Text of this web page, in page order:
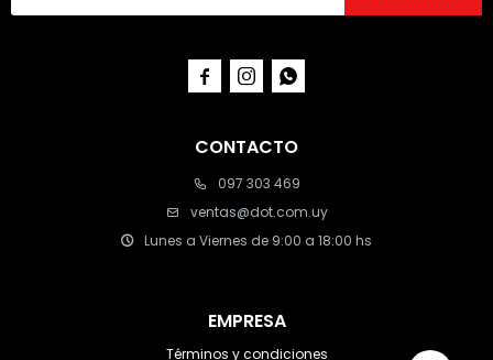
CONTACTO
097 303 469
ventas@dot.com.uy
Lunes a Viernes de 9:00 a 18:00 hs
EMPRESA
Términos y condiciones
  